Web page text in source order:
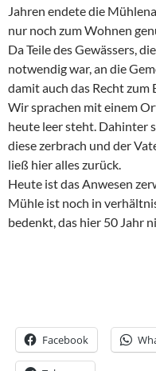
Jahren endete die
nur noch zum Wohnen
Da Teile des Gewässers,
notwendig war, an die
damit auch das Recht zum
Wir sprachen mit einem
heute leer steht. Dahinter
diese zerbrach und der
ließ hier alles zurück.
Heute ist das Anwesen
Mühle ist noch in
bedenkt, das hier 50 Jahr
Facebook